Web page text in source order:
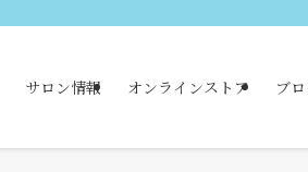
サロン情報 オンラインストア ブ